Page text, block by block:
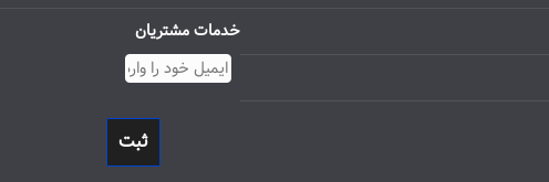
خدمات مشتریان
ثبت